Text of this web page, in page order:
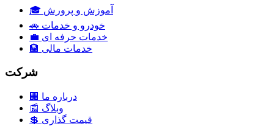
🎓 آموزش و پرورش
🚗 خودرو و خدمات
💼 خدمات حرفه ای
🏦 خدمات مالی
شرکت
🏢 درباره ما
📰 وبلاگ
💲 قیمت گذاری